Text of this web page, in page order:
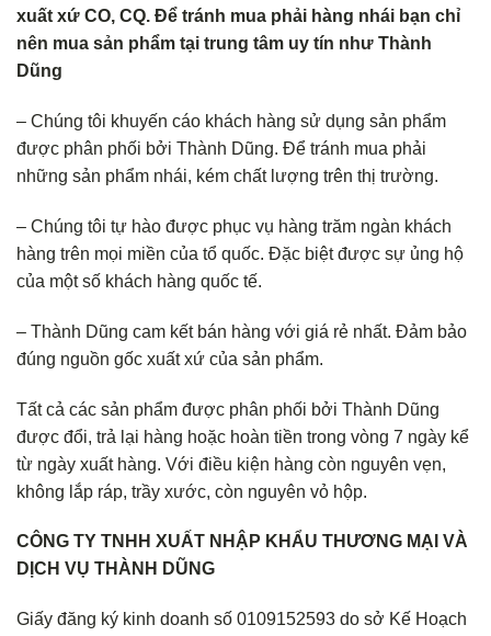
xuất xứ CO, CQ. Để tránh mua phải hàng nhái bạn chỉ
nên mua sản phẩm tại trung tâm uy tín như Thành
Dũng
– Chúng tôi khuyến cáo khách hàng sử dụng sản phẩm
được phân phối bởi Thành Dũng. Để tránh mua phải
những sản phẩm nhái, kém chất lượng trên thị trường.
– Chúng tôi tự hào được phục vụ hàng trăm ngàn khách
hàng trên mọi miền của tổ quốc. Đặc biệt được sự ủng hộ
của một số khách hàng quốc tế.
– Thành Dũng cam kết bán hàng với giá rẻ nhất. Đảm bảo
đúng nguồn gốc xuất xứ của sản phẩm.
Tất cả các sản phẩm được phân phối bởi Thành Dũng
được đổi, trả lại hàng hoặc hoàn tiền trong vòng 7 ngày kể
từ ngày xuất hàng. Với điều kiện hàng còn nguyên vẹn,
không lắp ráp, trầy xước, còn nguyên vỏ hộp.
CÔNG TY TNHH XUẤT NHẬP KHẨU THƯƠNG MẠI VÀ
DỊCH VỤ THÀNH DŨNG
Giấy đăng ký kinh doanh số 0109152593 do sở Kế Hoạch